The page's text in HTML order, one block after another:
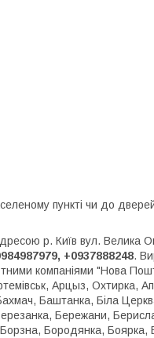
пункті чи до
р. Київ вул. Велика
+0937888248.
компаніями "Нова
Арцыз, Охтирка,
Баштанка, Біла
Бережани,
Бородянка, Боярка,